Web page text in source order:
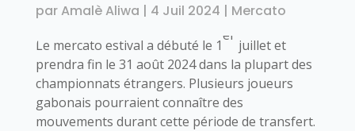
parAmalè Aliwa | 4 Juil 2024 | Mercato
Le mercato estival a débuté le 1
er
juillet et
prendra fin le 31 août 2024 dans la plupart des
championnats étrangers. Plusieurs joueurs
gabonais pourraient connaître des
mouvements durant cette période de transfert.